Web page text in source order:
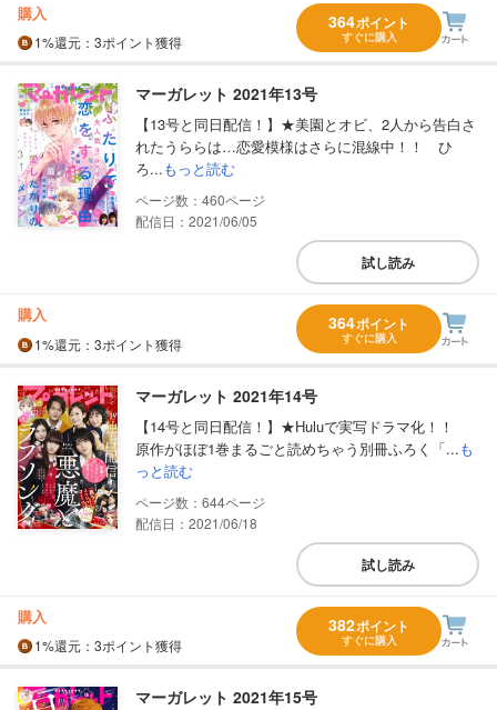
購入
1%還元 ：3ポイント獲得
364ポイント
すぐに購入
マーガレット 2021年13号
【13号と同日配信！】★美園とオビ、2人から告白さ
れたうららは…恋愛模様はさらに混線中！！ ひ
ろ...もっと読む
460
配信日：2021/06/05
試し読み
購入
1%還元 ：3ポイント獲得
364ポイント
すぐに購入
マーガレット 2021年14号
【14号と同日配信！】★Huluで実写ドラマ化！！
原作がほぼ1巻まるごと読めちゃう別冊ふろく「...も
っと読む
644
配信日：2021/06/18
試し読み
購入
1%還元 ：3ポイント獲得
382ポイント
すぐに購入
マーガレット 2021年15号